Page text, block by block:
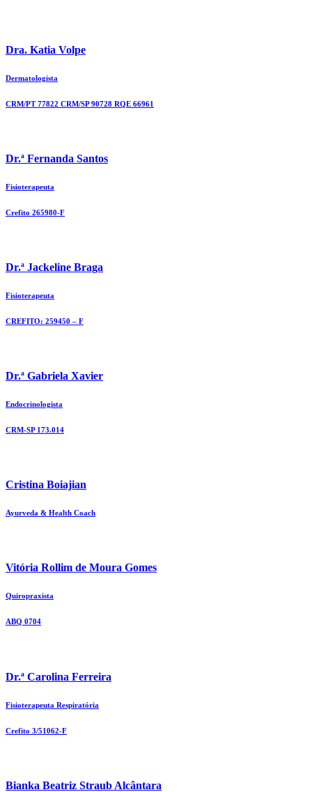
Dra. Katia Volpe
Dermatologista
CRM/PT 77822 CRM/SP 90728 RQE 66961
Dr.ª Fernanda Santos
Fisioterapeuta
Crefito 265980-F
Dr.ª Jackeline Braga
Fisioterapeuta
CREFITO: 259450 – F
Dr.ª Gabriela Xavier
Endocrinologista
CRM-SP 173.014
Cristina Boiajian
Ayurveda & Health Coach
Vitória Rollim de Moura Gomes
Quiropraxista
ABQ 0704
Dr.ª Carolina Ferreira
Fisioterapeuta Respiratória
Crefito 3/51062-F
Bianka Beatriz Straub Alcântara